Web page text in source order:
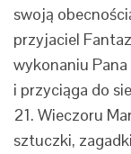
swoją
przyjaciel
wykonaniu
i przyciąga do
21. Wieczoru
sztuczki,